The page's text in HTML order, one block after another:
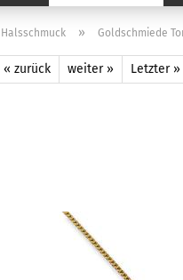
Halsschmuck » Goldschmiede
« zurück weiter » Letzter »